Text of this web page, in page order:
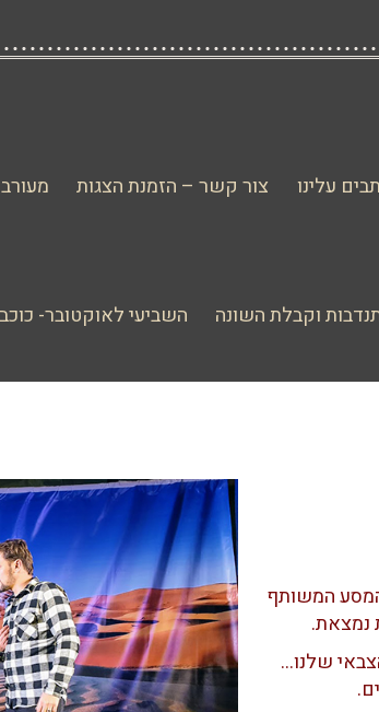
עלינו צור קשר – הזמנת הצגות
וקבלת השונה השביעי לאוקטובר-
המשותף
נמצאת.
שלנו…